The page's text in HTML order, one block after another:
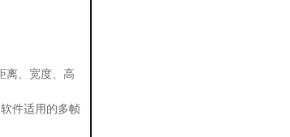
离、宽度、高
件适用的多帧